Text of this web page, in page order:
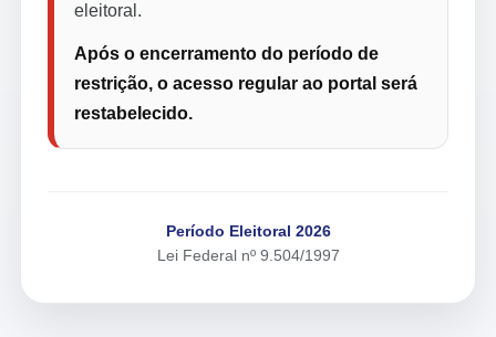
eleitoral.
Após o encerramento do período de
restrição, o acesso regular ao portal será
restabelecido.
Período Eleitoral 2026
Lei Federal nº 9.504/1997